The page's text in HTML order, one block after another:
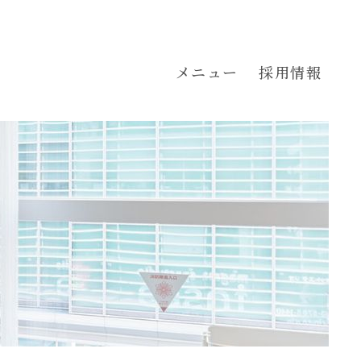
メニュー 採用情報